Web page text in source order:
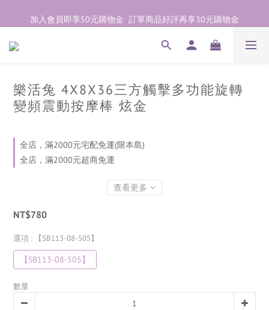
加入會員即享50元購物金  訂單商品好評再享30元購物金
加入會員即享50元購物金  訂單商品好評再享30元購物金
歡迎點右下紫色💬諮詢線上親密顧問
樂活兔 4X8X36三方觸擊多功能旋轉
變頻震動按摩棒 炫金
全店，滿2000元宅配免運(限本島)
全店，滿2000元超商免運
查看更多
NT$780
選項 : 【SB113-08-505】
【SB113-08-505】
數量